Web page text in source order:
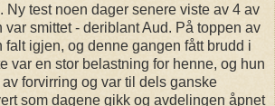
Ny test noen dager senere viste av 4 av
smittet - deriblant Aud. På toppen av
falt igjen, og denne gangen fått brudd i
var en stor belastning for henne, og hun
forvirring og var til dels ganske
som dagene gikk og avdelingen åpnet